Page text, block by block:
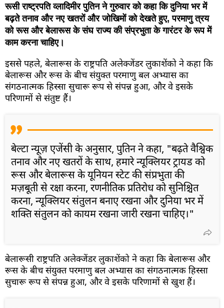
रूसी राष्ट्रपति व्लादिमीर पुतिन ने गुरुवार को कहा कि दुनिया भर में
बढ़ते तनाव और नए खतरों और जोखिमों को देखते हुए, परमाणु त्रय
को रूस और बेलारूस के संघ राज्य की संप्रभुता के गारंटर के रूप में
काम करना चाहिए।
इससे पहले, बेलारूस के राष्ट्रपति अलेक्जेंडर लुकाशेंको ने कहा कि
बेलारूस और रूस के बीच संयुक्त परमाणु बल अभ्यास का
संगठनात्मक हिस्सा सुचारू रूप से संपन्न हुआ, और वे इसके
परिणामों से संतुष्ट हैं।
बेल्टा न्यूज़ एजेंसी के अनुसार, पुतिन ने कहा, "बढ़ते वैश्विक
तनाव और नए खतरों के साथ, हमारे न्यूक्लियर ट्रायड को
रूस और बेलारूस के यूनियन स्टेट की संप्रभुता की
मज़बूती से रक्षा करना, रणनीतिक प्रतिरोध को सुनिश्चित
करना, न्यूक्लियर संतुलन बनाए रखना और दुनिया भर में
शक्ति संतुलन को कायम रखना जारी रखना चाहिए।"
बेलारूसी राष्ट्रपति अलेक्जेंडर लुकाशेंको ने कहा कि बेलारूस और
रूस के बीच संयुक्त परमाणु बल अभ्यास का संगठनात्मक हिस्सा
सुचारू रूप से संपन्न हुआ, और वे इसके परिणामों से खुश हैं।